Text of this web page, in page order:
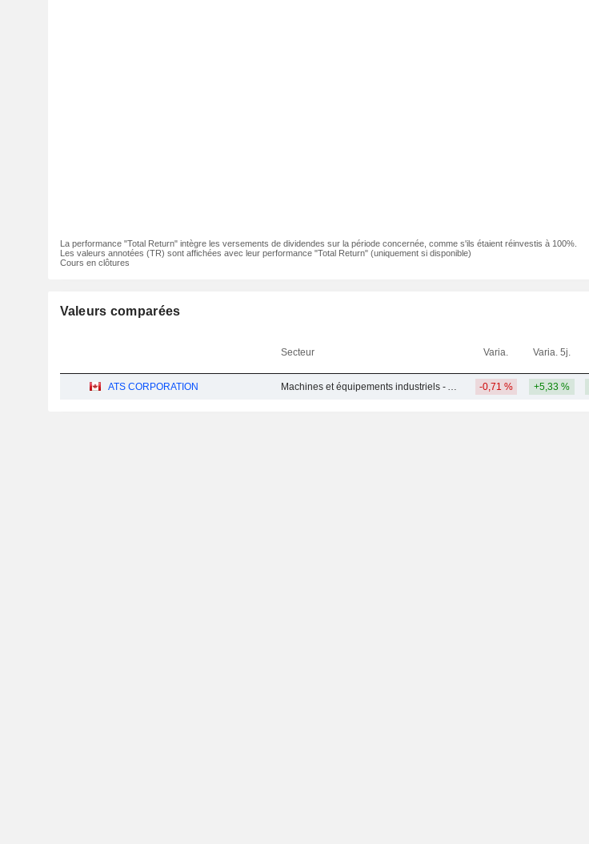
La performance "Total Return" intègre les versements de dividendes sur la période concernée, comme s'ils étaient réinvestis à 100%.
Les valeurs annotées (TR) sont affichées avec leur performance "Total Return" (uniquement si disponible)
Cours en clôtures
Valeurs comparées
Secteur Varia. Varia. 5j.
ATS CORPORATION Machines et équipements industriels - Autres -0,71 % +5,33 %